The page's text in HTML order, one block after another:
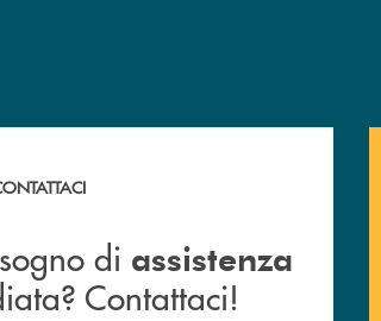
Monte Pruno
di assistenza immediata? Contattaci!
di assistenza
Contattaci!